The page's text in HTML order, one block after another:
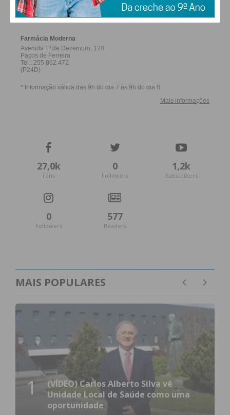
Eu li e concordo com os
FERREIRA
27,0k
Fans
0
Followers
1,2k
Subscribers
0
Followers
577
Readers
MAIS POPULARES
1
(VÍDEO) Carlos Alberto Silva vê
Unidade Local de Saúde como uma
oportunidade